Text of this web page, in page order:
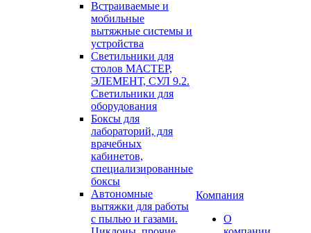
Встраиваемые и
мобильные
вытяжные системы и
устройства
Светильники для
столов МАСТЕР,
ЭЛЕМЕНТ, СУЛ 9.2.
Светильники для
оборудования
Боксы для
лабораторий, для
врачебных
кабинетов,
специализированные
боксы
Автономные
вытяжки для работы
с пылью и газами.
Компания
О